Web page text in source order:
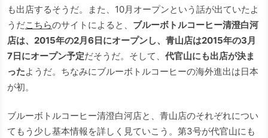
も出店するそうだ。また、10月オープンという話が出ていたよ
うだこちらのサイトによると、 ブルーボトルコーヒー清澄白河
店は、2015年の2月6日にオープンし、青山店は2015年の3月
7日にオープン予定だそうだ。そして、 代官山にも出店が決ま
ったようだ。ちなみにブルーボトルコーヒーの海外進出は日本
が初。
ブルーボトルコーヒー清澄白河店と、青山店のそれぞれについ
てもう少し基本情報を詳しく見ていこう。第3号が代官山にも